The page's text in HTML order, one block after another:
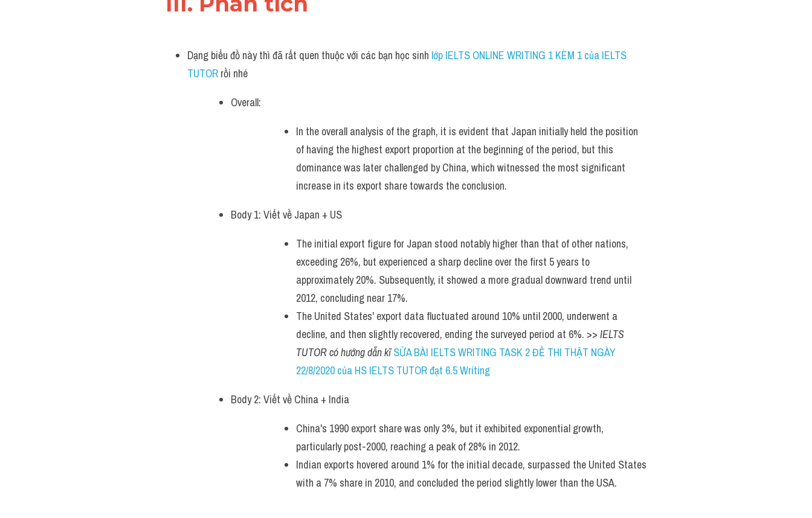
Dạng biểu đồ này thì đã rất quen thuộc với các bạn học sinh lớp IELTS ONLINE WRITING 1 KÈM 1 của IELTS
TUTOR rồi nhé
Overall:
In the overall analysis of the graph, it is evident that Japan initially held the position
of having the highest export proportion at the beginning of the period, but this
dominance was later challenged by China, which witnessed the most significant
increase in its export share towards the conclusion.
Body 1: Viết về Japan + US
The initial export figure for Japan stood notably higher than that of other nations,
exceeding 26%, but experienced a sharp decline over the first 5 years to
approximately 20%. Subsequently, it showed a more gradual downward trend until
2012, concluding near 17%.
The United States' export data fluctuated around 10% until 2000, underwent a
decline, and then slightly recovered, ending the surveyed period at 6%. >> IELTS
TUTOR có hướng dẫn kĩ SỬA BÀI IELTS WRITING TASK 2 ĐỀ THI THẬT NGÀY
22/8/2020 của HS IELTS TUTOR đạt 6.5 Writing
Body 2: Viết về China + India
China's 1990 export share was only 3%, but it exhibited exponential growth,
particularly post-2000, reaching a peak of 28% in 2012.
Indian exports hovered around 1% for the initial decade, surpassed the United States
with a 7% share in 2010, and concluded the period slightly lower than the USA.